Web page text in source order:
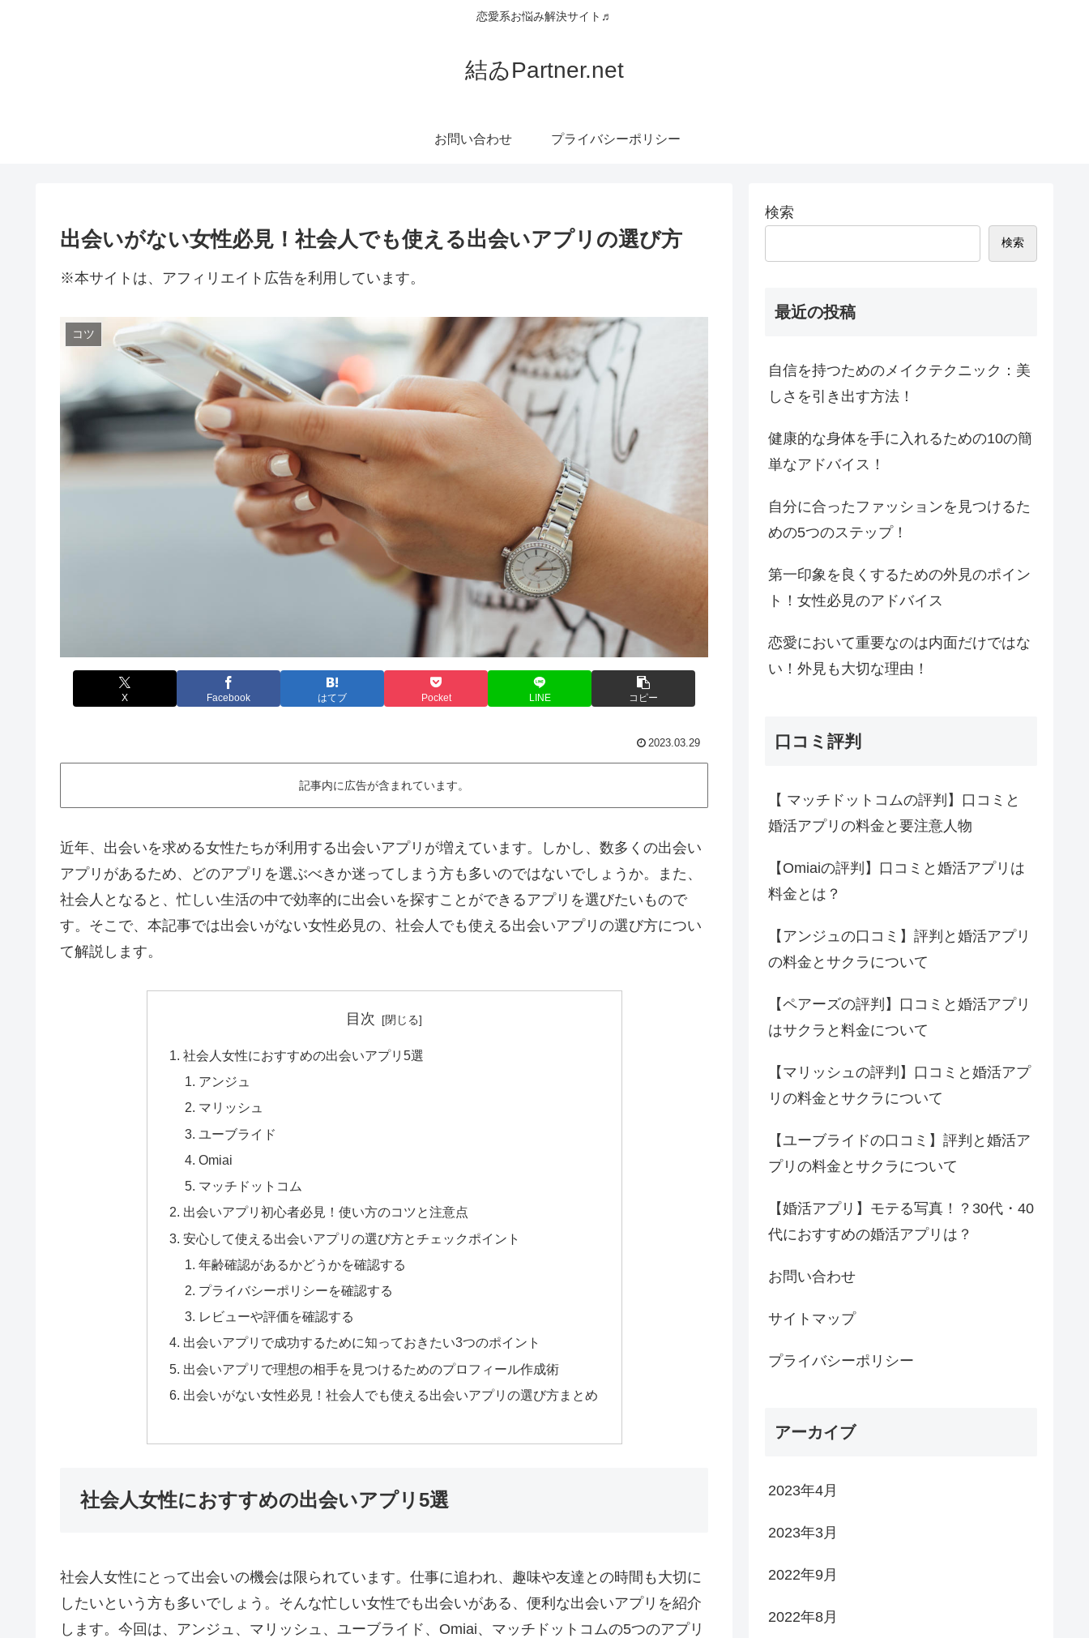
恋愛系お悩み解決サイト♬
結ゐPartner.net
お問い合わせ プライバシーポリシー
出会いがない女性必見！社会人でも使える出会いアプリの選び方
※本サイトは、アフィリエイト広告を利用しています。
コツ
X Facebook はてブ Pocket LINE コピー
2023.03.29
記事内に広告が含まれています。
近年、出会いを求める女性たちが利用する出会いアプリが増えています。しかし、数多くの出会い
アプリがあるため、どのアプリを選ぶべきか迷ってしまう方も多いのではないでしょうか。また、
社会人となると、忙しい生活の中で効率的に出会いを探すことができるアプリを選びたいもので
す。そこで、本記事では出会いがない女性必見の、社会人でも使える出会いアプリの選び方につい
て解説します。
目次
社会人女性におすすめの出会いアプリ5選
アンジュ
マリッシュ
ユーブライド
Omiai
マッチドットコム
出会いアプリ初心者必見！使い方のコツと注意点
安心して使える出会いアプリの選び方とチェックポイント
年齢確認があるかどうかを確認する
プライバシーポリシーを確認する
レビューや評価を確認する
出会いアプリで成功するために知っておきたい3つのポイント
出会いアプリで理想の相手を見つけるためのプロフィール作成術
出会いがない女性必見！社会人でも使える出会いアプリの選び方まとめ
社会人女性におすすめの出会いアプリ5選
社会人女性にとって出会いの機会は限られています。仕事に追われ、趣味や友達との時間も大切に
したいという方も多いでしょう。そんな忙しい女性でも出会いがある、便利な出会いアプリを紹介
します。今回は、アンジュ、マリッシュ、ユーブライド、Omiai、マッチドットコムの5つのアプリ
検索
検索
最近の投稿
自信を持つためのメイクテクニック：美
しさを引き出す方法！
健康的な身体を手に入れるための10の簡
単なアドバイス！
自分に合ったファッションを見つけるた
めの5つのステップ！
第一印象を良くするための外見のポイン
ト！女性必見のアドバイス
恋愛において重要なのは内面だけではな
い！外見も大切な理由！
口コミ評判
【 マッチドットコムの評判】口コミと
婚活アプリの料金と要注意人物
【Omiaiの評判】口コミと婚活アプリは
料金とは？
【アンジュの口コミ】評判と婚活アプリ
の料金とサクラについて
【ペアーズの評判】口コミと婚活アプリ
はサクラと料金について
【マリッシュの評判】口コミと婚活アプ
リの料金とサクラについて
【ユーブライドの口コミ】評判と婚活ア
プリの料金とサクラについて
【婚活アプリ】モテる写真！？30代・40
代におすすめの婚活アプリは？
お問い合わせ
サイトマップ
プライバシーポリシー
アーカイブ
2023年4月
2023年3月
2022年9月
2022年8月